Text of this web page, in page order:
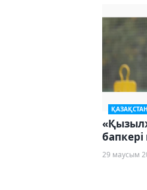
бапкері
29 маусым